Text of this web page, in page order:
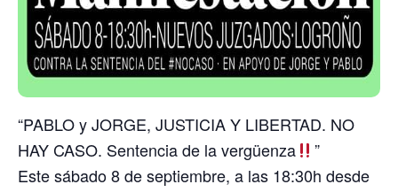
“PABLO y JORGE, JUSTICIA Y LIBERTAD. NO
HAY CASO. Sentencia de la vergüenza
”
Este sábado 8 de septiembre, a las 18:30h desde